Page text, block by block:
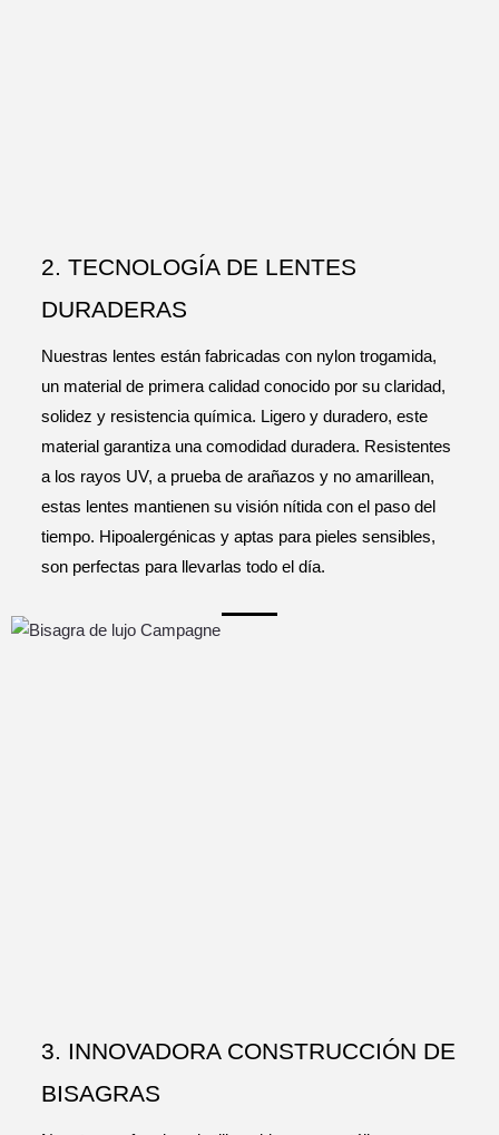
2. TECNOLOGÍA DE LENTES
DURADERAS
Nuestras lentes están fabricadas con nylon trogamida,
un material de primera calidad conocido por su claridad,
solidez y resistencia química. Ligero y duradero, este
material garantiza una comodidad duradera. Resistentes
a los rayos UV, a prueba de arañazos y no amarillean,
estas lentes mantienen su visión nítida con el paso del
tiempo. Hipoalergénicas y aptas para pieles sensibles,
son perfectas para llevarlas todo el día.
3. INNOVADORA CONSTRUCCIÓN DE
BISAGRAS